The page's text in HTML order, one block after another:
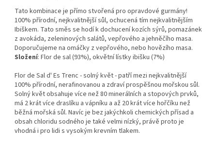
Tato kombinace je přímo stvořená pro opravdové gurmány!
100% přírodní, nejkvalitnější sůl, ochucená tím nejkvalitnějším
Ibiškem. Tato směs se hodí k dochucení kozích sýrů, pomazánek
z avokáda, zeleninových salátů, vepřového a jehněčího masa.
Doporučujeme na omáčky z vepřového, nebo hovězího masa.
Složení: Flor de sal (93%), okvětní lístky ibišku (7%)
Flor de Sal d' Es Trenc - solný květ - patří mezi nejkvalitnější
100% přírodní, nerafinovanou a zdraví prospěšnou mořskou sůl.
Solný květ obsahuje více než 80 minerálních a stopových prvků,
má 2 krát více draslíku a vápníku a až 20 krát více hořčíku než
běžná mořská sůl. Navíc je bez jakýchkoli chemických přísad a
obsah chloridu sodného je také velmi nízký, právě proto je
vhodná i pro lidi s vysokým krevním tlakem.